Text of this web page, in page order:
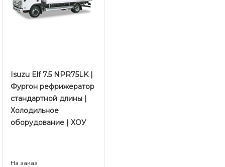
Isuzu Elf 7.5 NPR75LK |
Фургон рефрижератор
стандартной длины |
Холодильное
оборудование | ХОУ
На заказ